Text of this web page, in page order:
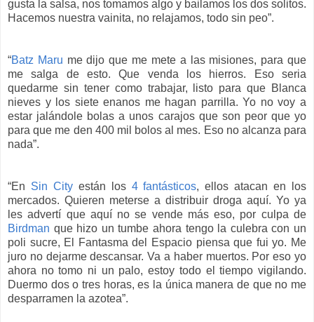
gusta la salsa, nos tomamos algo y bailamos los dos solitos.
Hacemos nuestra vainita, no relajamos, todo sin peo”.
“Batz Maru me dijo que me mete a las misiones, para que
me salga de esto. Que venda los hierros. Eso seria
quedarme sin tener como trabajar, listo para que Blanca
nieves y los siete enanos me hagan parrilla. Yo no voy a
estar jalándole bolas a unos carajos que son peor que yo
para que me den 400 mil bolos al mes. Eso no alcanza para
nada”.
“En Sin City están los 4 fantásticos, ellos atacan en los
mercados. Quieren meterse a distribuir droga aquí. Yo ya
les advertí que aquí no se vende más eso, por culpa de
Birdman que hizo un tumbe ahora tengo la culebra con un
poli sucre, El Fantasma del Espacio piensa que fui yo. Me
juro no dejarme descansar. Va a haber muertos. Por eso yo
ahora no tomo ni un palo, estoy todo el tiempo vigilando.
Duermo dos o tres horas, es la única manera de que no me
desparramen la azotea”.